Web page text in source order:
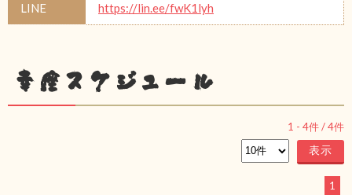
LINE https://lin.ee/fwK1lyh
幸座スケジュール
1 - 4件 /4件
1